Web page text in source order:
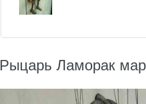
Рыцарь Ламорак